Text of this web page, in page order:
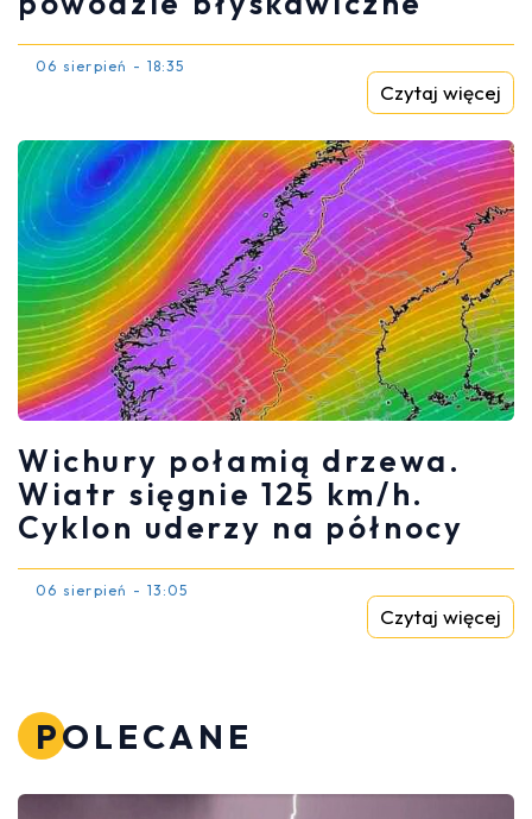
06 sierpień - 18:35
Czytaj więcej
Wichury połamią drzewa.
Wiatr sięgnie 125 km/h.
Cyklon uderzy na północy
06 sierpień - 13:05
Czytaj więcej
POLECANE